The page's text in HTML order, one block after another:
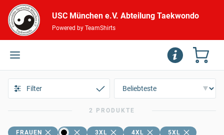
USC München e.V. Abteilung Taekwondo
Powered by TeamShirts
Filter
2 PRODUKTE
FRAUEN 3XL 4XL
5XL